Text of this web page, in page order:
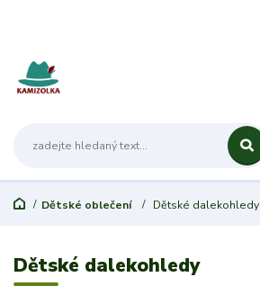
Dětské oblečení Dětské dalekohledy
Dětské dalekohledy